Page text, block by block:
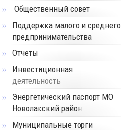
Общественный совет
Поддержка малого и среднего
предпринимательства
Отчеты
Инвестиционная
деятельность
Энергетический паспорт МО
Новолакский район
Муниципальные торги